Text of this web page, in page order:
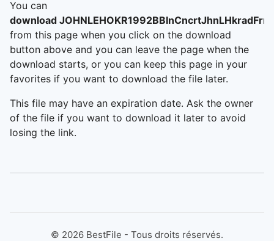
You can
download
from this page when you click on the download
button above and you can leave the page when the
download starts, or you can keep this page in your
favorites if you want to download the file later.
This file may have an expiration date. Ask the owner
of the file if you want to download it later to avoid
losing the link.
© 2026 BestFile - Tous droits réservés.